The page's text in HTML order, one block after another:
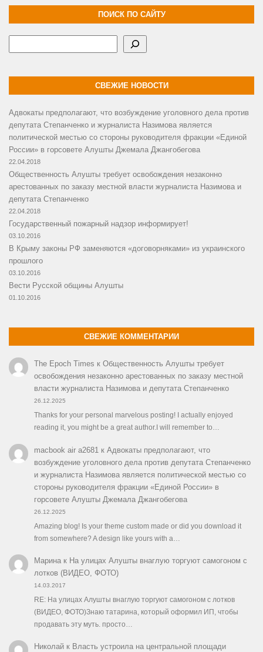
ПОИСК ПО САЙТУ
СВЕЖИЕ НОВОСТИ
Адвокаты предполагают, что возбуждение уголовного дела против
депутата Степанченко и журналиста Назимова является
политической местью со стороны руководителя фракции «Единой
России» в горсовете Алушты Джемала Джангобегова
22.04.2018
Общественность Алушты требует освобождения незаконно
арестованных по заказу местной власти журналиста Назимова и
депутата Степанченко
22.04.2018
Государственный пожарный надзор информирует!
03.10.2016
В Крыму законы РФ заменяются «договорняками» из украинского
прошлого
03.10.2016
Вести Русской общины Алушты
01.10.2016
СВЕЖИЕ КОММЕНТАРИИ
The Epoch Times к Общественность Алушты требует
освобождения незаконно арестованных по заказу местной
власти журналиста Назимова и депутата Степанченко
26.12.2025
Thanks for your personal marvelous posting! I actually enjoyed
reading it, you might be a great author.I will remember to…
macbook air a2681 к Адвокаты предполагают, что
возбуждение уголовного дела против депутата Степанченко
и журналиста Назимова является политической местью со
стороны руководителя фракции «Единой России» в
горсовете Алушты Джемала Джангобегова
26.12.2025
Amazing blog! Is your theme custom made or did you download it
from somewhere? A design like yours with a…
Маринак На улицах Алушты внаглую торгуют самогоном с
лотков (ВИДЕО, ФОТО)
14.03.2017
RE: На улицах Алушты внаглую торгуют самогоном с лотков
(ВИДЕО, ФОТО)Знаю татарина, который оформил ИП, чтобы
продавать эту муть. просто…
Николайк Власть устроила на центральной площади